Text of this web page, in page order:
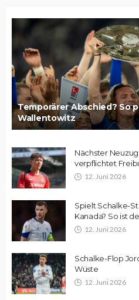
Temporärer Abschied? So
Wallentowitz
Nächster
verpflichtet
12. Juni 2026
Spielt Schalke-
Kanada? So ist
12. Juni 2026
Schalke-Flop
Wüste
12. Juni 2026